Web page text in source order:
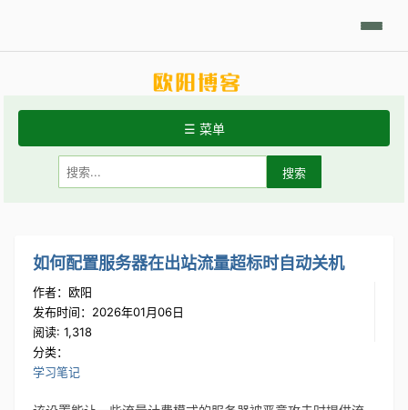
日积月累Linux摘要技术相关学习笔记代码开发分享发现
☰ 菜单
常用Linux命令
如何配置服务器在出站流量超标时自动关机
作者：欧阳
发布时间：2026年01月06日
阅读: 1,318
分类：
学习笔记